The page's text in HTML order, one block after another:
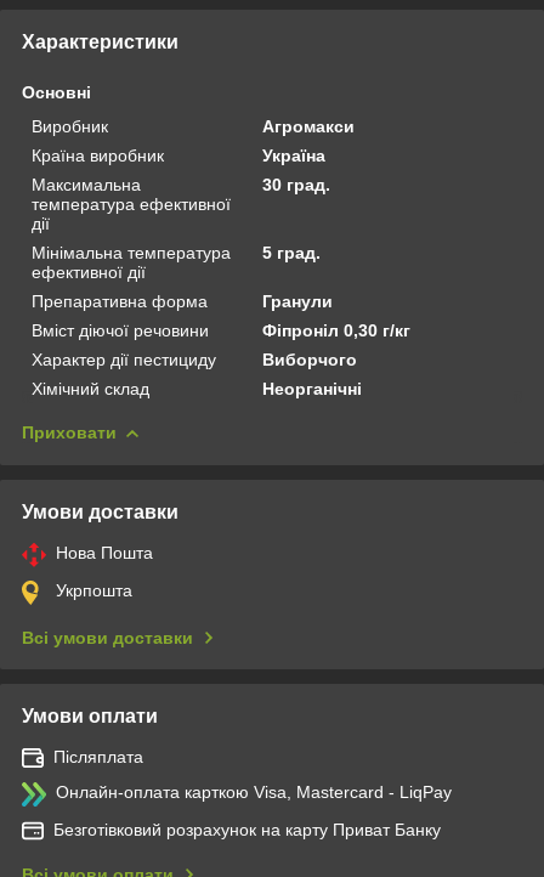
Характеристики
Основні
Виробник
Агромакси
Країна виробник
Україна
Максимальна
температура ефективної
дії
30 град.
Мінімальна температура
ефективної дії
5 град.
Препаративна форма
Гранули
Вміст діючої речовини
Фіпроніл 0,30 г/кг
Характер дії пестициду
Виборчого
Хімічний склад
Неорганічні
Приховати
Умови доставки
Нова Пошта
Укрпошта
Всі умови доставки
Умови оплати
Післяплата
Онлайн-оплата карткою Visa, Mastercard - LiqPay
Безготівковий розрахунок на карту Приват Банку